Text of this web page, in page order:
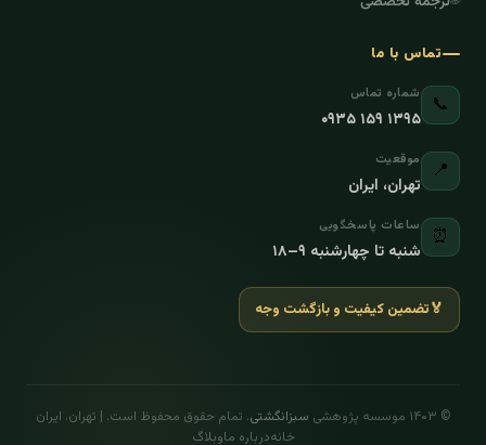
تماس با ما
📞 شماره تماس
۰۹۳۵ ۱۵۹ ۱۳۹۵
📍 موقعیت
تهران، ایران
⏰ ساعات پاسخگویی
شنبه تا چهارشنبه ۹–۱۸
🏅تضمین کیفیت و بازگشت وجه
© ۱۴۰۳ موسسه پژوهشی سبزانگشتی. تمام حقوق محفوظ است. | تهران، ایران
خانهدرباره ماوبلاگ